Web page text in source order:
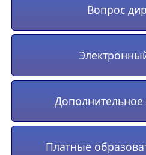
Вопрос
Платные